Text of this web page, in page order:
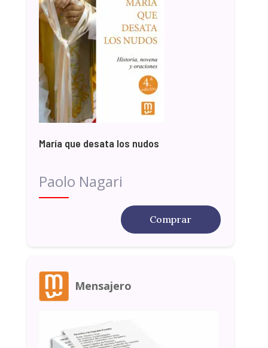
María que desata los nudos
Paolo Nagari
Comprar
Mensajero